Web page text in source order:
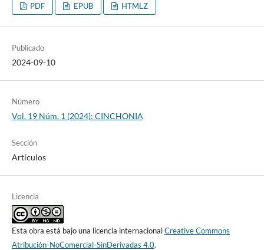
PDF EPUB HTMLZ
Publicado
2024-09-10
Número
Vol. 19 Núm. 1 (2024): CINCHONIA
Sección
Artículos
Licencia
Esta obra está bajo una licencia internacionalCreative Commons
Atribución-NoComercial-SinDerivadas 4.0.